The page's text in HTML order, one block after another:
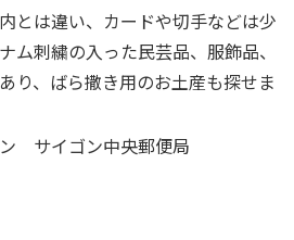
とは違い、カードや切手などは少
ム刺繍の入った民芸品、服飾品、
り、ばら撒き用のお土産も探せま